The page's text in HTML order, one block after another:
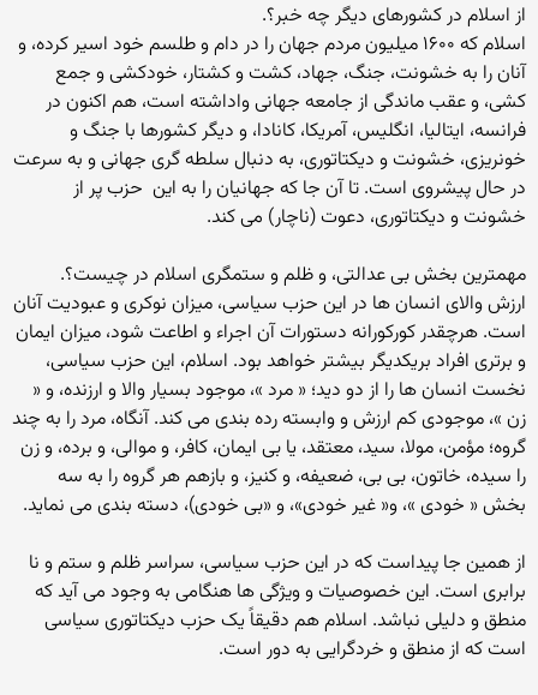
از اسلام در کشورهای دیگر چه خبر؟.
اسلام که ۱۶۰۰ میلیون مردم جهان را در دام و طلسم خود اسیر کرده، و
آنان را به خشونت، جنگ، جهاد، کشت و کشتار، خودکشی و جمع
کشی، و عقب ماندگی از جامعه جهانی واداشته است، هم اکنون در
فرانسه، ایتالیا، انگلیس، آمریکا، کانادا، و دیگر کشورها با جنگ و
خونریزی، خشونت و دیکتاتوری، به دنبال سلطه گری جهانی و به سرعت
در حال پیشروی است. تا آن جا که جهانیان را به این ‍ حزب پر از
خشونت و دیکتاتوری، دعوت (ناچار) می کند.
مهمترین بخش بی عدالتی، و ظلم و ستمگری اسلام در چیست؟.
ارزش والای انسان ها در این حزب سیاسی، میزان نوکری و عبودیت آنان
است. هرچقدر کورکورانه دستورات آن اجراء و اطاعت شود، میزان ایمان
و برتری افراد بریکدیگر بیشتر خواهد بود. اسلام، این حزب سیاسی،
نخست انسان ها را از دو دید؛ « مرد »، موجود بسیار والا و ارزنده، و «
زن »، موجودی کم ارزش و وابسته رده بندی می کند. آنگاه، مرد را به چند
گروه؛ مؤمن، مولا، سید، معتقد، یا بی ایمان، کافر، و موالی، و برده، و زن
را سیده، خاتون، بی بی، ضعیفه، و کنیز، و بازهم هر گروه را به سه
بخش « خودی »، و« غیر خودی»، و «بی خودی)، دسته بندی می نماید.
از همین جا پیداست که در این حزب سیاسی، سراسر ظلم و ستم و نا
برابری است. این خصوصیات و ویژگی ها هنگامی به وجود می آید که
منطق و دلیلی نباشد. اسلام هم دقیقاً یک حزب دیکتاتوری سیاسی
است که از منطق و خردگرایی به دور است.